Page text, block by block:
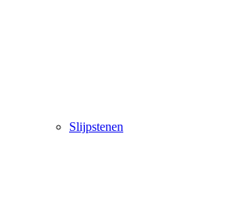
Slijpstenen